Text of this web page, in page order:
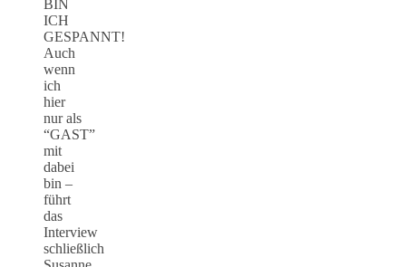
BIN
ICH
GESPANNT!
Auch
wenn
ich
hier
nur als
“GAST”
mit
dabei
bin –
führt
das
Interview
schließlich